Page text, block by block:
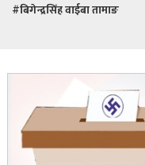
#बिगेन्द्रसिंह वाईबा तामाङ